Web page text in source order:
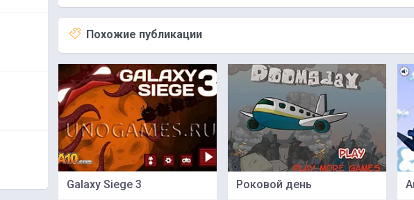
Похожие публикации
Galaxy Siege 3 Роковой день